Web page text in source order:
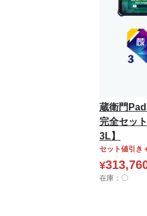
蔵衛門
完全セッ
3L】
セット値引き
¥
在庫：〇